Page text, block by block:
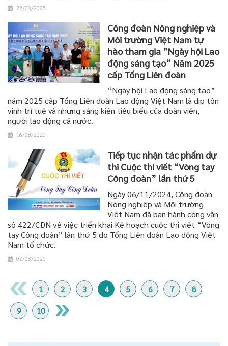
22/08/2025
Công đoàn Nông nghiệp và
Môi trường Việt Nam tự
hào tham gia ”Ngày hội Lao
động sáng tạo” Năm 2025
cấp Tổng Liên đoàn
“Ngày hội Lao động sáng tạo”
năm 2025 cấp Tổng Liên đoàn Lao động Việt Nam là dịp tôn
vinh trí tuệ và những sáng kiến tiêu biểu của đoàn viên,
người lao động cả nước.
16/08/2025
Tiếp tục nhận tác phẩm dự
thi Cuộc thi viết “Vòng tay
Công đoàn” lần thứ 5
Ngày 06/11/2024, Công đoàn
Nông nghiệp và Môi trường
Việt Nam đã ban hành công văn
số 422/CĐN về việc triển khai Kế hoạch cuộc thi viết “Vòng
tay Công đoàn” lần thứ 5 do Tổng Liên đoàn Lao động Việt
Nam tổ chức.
07/08/2025
1 2 3 4 5 6 7 8
9 10